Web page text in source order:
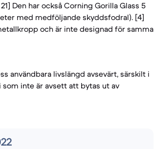
Den har också Corning Gorilla Glass 5
med medföljande skyddsfodral). [4]
och är inte designad för samma
användbara livslängd avsevärt, särskilt i
som inte är avsett att bytas ut av